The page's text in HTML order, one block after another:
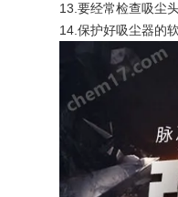
13.要经常检查吸尘
14.保护好吸尘器的